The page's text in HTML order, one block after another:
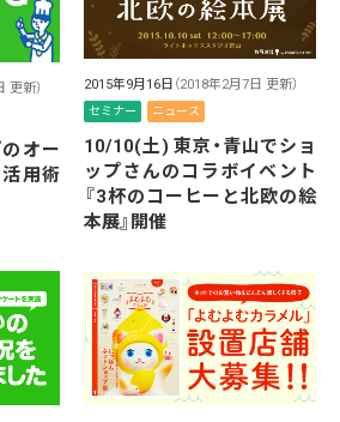
更新）
オー
用術
2015年9月16日 （2018年2月7日 更新）
セミナー ニュース
10/10(土) 東京・青山でショ
ップさんのコラボイベント
『3杯のコーヒーと北欧の絵
本展』開催